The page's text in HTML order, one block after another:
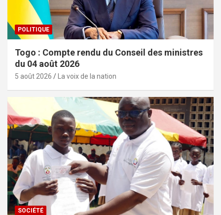
POLITIQUE
Togo : Compte rendu du Conseil des ministres
du 04 août 2026
5 août 2026 La voix de la nation
SOCIÉTÉ